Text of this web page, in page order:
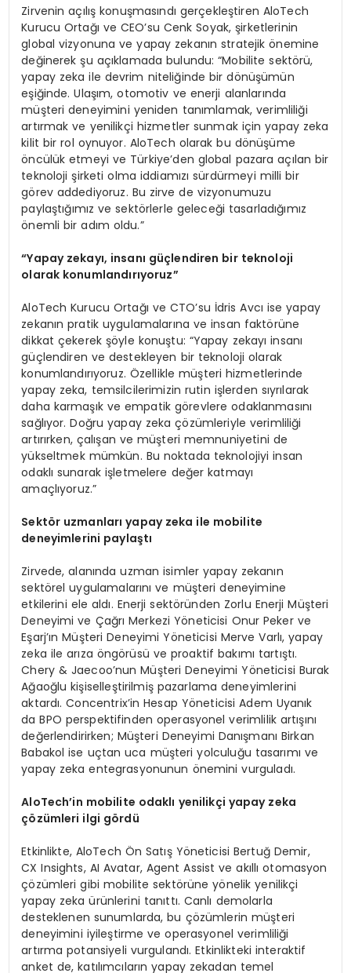
Zirvenin açılış konuşmasındı gerçekleştiren AloTech
Kurucu Ortağı ve CEO’su Cenk Soyak, şirketlerinin
global vizyonuna ve yapay zekanın stratejik önemine
değinerek şu açıklamada bulundu: “Mobilite sektörü,
yapay zeka ile devrim niteliğinde bir dönüşümün
eşiğinde. Ulaşım, otomotiv ve enerji alanlarında
müşteri deneyimini yeniden tanımlamak, verimliliği
artırmak ve yenilikçi hizmetler sunmak için yapay zeka
kilit bir rol oynuyor. AloTech olarak bu dönüşüme
öncülük etmeyi ve Türkiye’den global pazara açılan bir
teknoloji şirketi olma iddiamızı sürdürmeyi milli bir
görev addediyoruz. Bu zirve de vizyonumuzu
paylaştığımız ve sektörlerle geleceği tasarladığımız
önemli bir adım oldu.”
“Yapay zekayı, insanı güçlendiren bir teknoloji
olarak konumlandırıyoruz”
AloTech Kurucu Ortağı ve CTO’su İdris Avcı ise yapay
zekanın pratik uygulamalarına ve insan faktörüne
dikkat çekerek şöyle konuştu: “Yapay zekayı insanı
güçlendiren ve destekleyen bir teknoloji olarak
konumlandırıyoruz. Özellikle müşteri hizmetlerinde
yapay zeka, temsilcilerimizin rutin işlerden sıyrılarak
daha karmaşık ve empatik görevlere odaklanmasını
sağlıyor. Doğru yapay zeka çözümleriyle verimliliği
artırırken, çalışan ve müşteri memnuniyetini de
yükseltmek mümkün. Bu noktada teknolojiyi insan
odaklı sunarak işletmelere değer katmayı
amaçlıyoruz.”
Sektör uzmanları yapay zeka ile mobilite
deneyimlerini paylaştı
Zirvede, alanında uzman isimler yapay zekanın
sektörel uygulamalarını ve müşteri deneyimine
etkilerini ele aldı. Enerji sektöründen Zorlu Enerji Müşteri
Deneyimi ve Çağrı Merkezi Yöneticisi Onur Peker ve
Eşarj’ın Müşteri Deneyimi Yöneticisi Merve Varlı, yapay
zeka ile arıza öngörüsü ve proaktif bakımı tartıştı.
Chery & Jaecoo’nun Müşteri Deneyimi Yöneticisi Burak
Ağaoğlu kişiselleştirilmiş pazarlama deneyimlerini
aktardı. Concentrix’in Hesap Yöneticisi Adem Uyanık
da BPO perspektifinden operasyonel verimlilik artışını
değerlendirirken; Müşteri Deneyimi Danışmanı Birkan
Babakol ise uçtan uca müşteri yolculuğu tasarımı ve
yapay zeka entegrasyonunun önemini vurguladı.
AloTech’in mobilite odaklı yenilikçi yapay zeka
çözümleri ilgi gördü
Etkinlikte, AloTech Ön Satış Yöneticisi Bertuğ Demir,
CX Insights, AI Avatar, Agent Assist ve akıllı otomasyon
çözümleri gibi mobilite sektörüne yönelik yenilikçi
yapay zeka ürünlerini tanıttı. Canlı demolarla
desteklenen sunumlarda, bu çözümlerin müşteri
deneyimini iyileştirme ve operasyonel verimliliği
artırma potansiyeli vurgulandı. Etkinlikteki interaktif
anket de, katılımcıların yapay zekadan temel